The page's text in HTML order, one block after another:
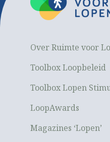
Over Ruimte voor
Toolbox Loopbeleid
Toolbox Lopen
LoopAwards
Magazines ‘Lopen’